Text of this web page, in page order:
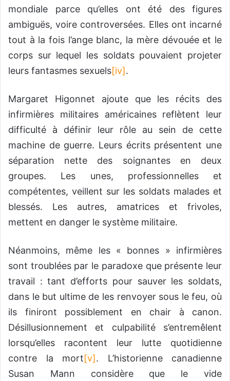
mondiale parce qu’elles ont été des figures
ambiguës, voire controversées. Elles ont incarné
tout à la fois l’ange blanc, la mère dévouée et le
corps sur lequel les soldats pouvaient projeter
leurs fantasmes sexuels[iv].
Margaret Higonnet ajoute que les récits des
infirmières militaires américaines reflètent leur
difficulté à définir leur rôle au sein de cette
machine de guerre. Leurs écrits présentent une
séparation nette des soignantes en deux
groupes. Les unes, professionnelles et
compétentes, veillent sur les soldats malades et
blessés. Les autres, amatrices et frivoles,
mettent en danger le système militaire.
Néanmoins, même les « bonnes » infirmières
sont troublées par le paradoxe que présente leur
travail : tant d’efforts pour sauver les soldats,
dans le but ultime de les renvoyer sous le feu, où
ils finiront possiblement en chair à canon.
Désillusionnement et culpabilité s’entremêlent
lorsqu’elles racontent leur lutte quotidienne
contre la mort[v]. L’historienne canadienne
Susan Mann considère que le vide